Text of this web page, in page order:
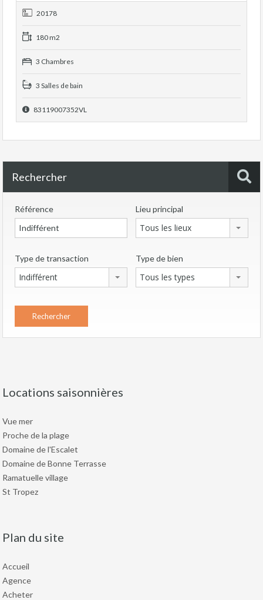
Pampelonne,à 400 m de la plage des Canoubiers, 1,5 km
du...
20178
180 m2
3 Chambres
3 Salles de bain
83119007352VL
Rechercher
Référence Lieu principal
Tous les lieux
Type de transaction
Indifférent
Type de bien
Tous les types
Locations saisonnières
Vue mer
Proche de la plage
Domaine de l'Escalet
Domaine de Bonne Terrasse
Ramatuelle village
St Tropez
Plan du site
Accueil
Agence
Acheter